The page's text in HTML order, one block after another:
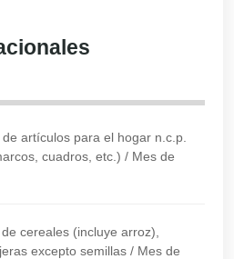
artículos para el hogar n.c.p.
cuadros, etc.) / Mes de
cereales (incluye arroz),
excepto semillas / Mes de